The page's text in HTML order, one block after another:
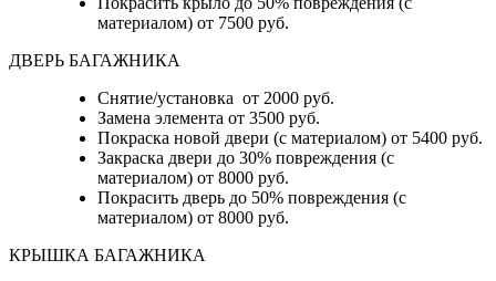
материалом) от 7500 руб.
ДВЕРЬ БАГАЖНИКА
Снятие/установка от 2000 руб.
Замена элемента от 3500 руб.
Покраска новой двери (с материалом) от 5400 руб.
Закраска двери до 30% повреждения (с
материалом) от 8000 руб.
Покрасить дверь до 50% повреждения (с
материалом) от 8000 руб.
КРЫШКА БАГАЖНИКА